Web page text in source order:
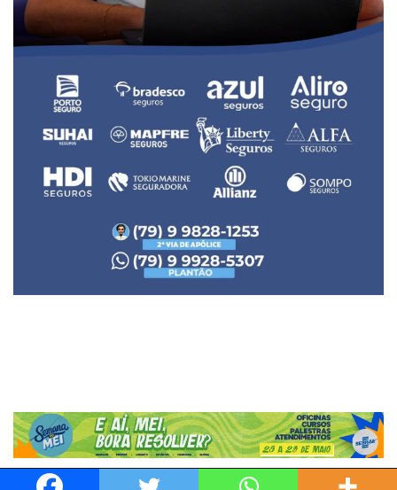
Neve| Movido a WordPress